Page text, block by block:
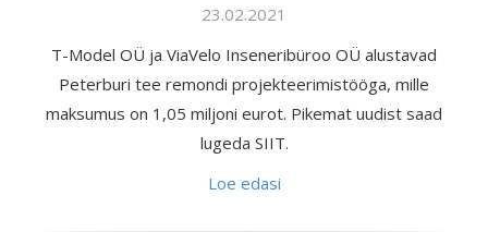
23.02.2021
T-Model OÜ ja ViaVelo Inseneribüroo OÜ alustavad
Peterburi tee remondi projekteerimistööga, mille
maksumus on 1,05 miljoni eurot. Pikemat uudist saad
lugeda SIIT.
Loe edasi